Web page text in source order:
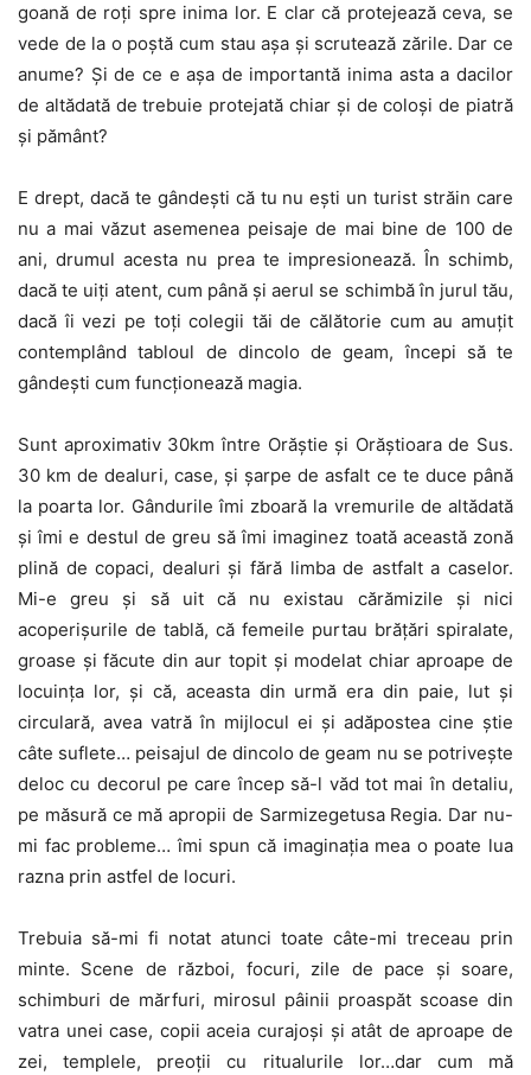
goană de roți spre inima lor. E clar că protejează ceva, se
vede de la o poștă cum stau așa și scrutează zările. Dar ce
anume? Și de ce e așa de importantă inima asta a dacilor
de altădată de trebuie protejată chiar și de coloși de piatră
și pământ?
E drept, dacă te gândești că tu nu ești un turist străin care
nu a mai văzut asemenea peisaje de mai bine de 100 de
ani, drumul acesta nu prea te impresionează. În schimb,
dacă te uiți atent, cum până și aerul se schimbă în jurul tău,
dacă îi vezi pe toți colegii tăi de călătorie cum au amuțit
contemplând tabloul de dincolo de geam, începi să te
gândești cum funcționează magia.
Sunt aproximativ 30km între Orăștie și Orăștioara de Sus.
30 km de dealuri, case, și șarpe de asfalt ce te duce până
la poarta lor. Gândurile îmi zboară la vremurile de altădată
și îmi e destul de greu să îmi imaginez toată această zonă
plină de copaci, dealuri și fără limba de astfalt a caselor.
Mi-e greu și să uit că nu existau cărămizile și nici
acoperișurile de tablă, că femeile purtau brățări spiralate,
groase și făcute din aur topit și modelat chiar aproape de
locuința lor, și că, aceasta din urmă era din paie, lut și
circulară, avea vatră în mijlocul ei și adăpostea cine știe
câte suflete… peisajul de dincolo de geam nu se potrivește
deloc cu decorul pe care încep să-l văd tot mai în detaliu,
pe măsură ce mă apropii de Sarmizegetusa Regia. Dar nu-
mi fac probleme… îmi spun că imaginația mea o poate lua
razna prin astfel de locuri.
Trebuia să-mi fi notat atunci toate câte-mi treceau prin
minte. Scene de război, focuri, zile de pace și soare,
schimburi de mărfuri, mirosul pâinii proaspăt scoase din
vatra unei case, copii aceia curajoși și atât de aproape de
zei, templele, preoții cu ritualurile lor…dar cum mă